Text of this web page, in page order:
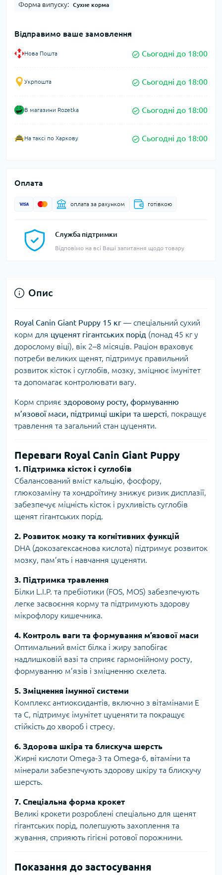
Форма випуску: Сухие корма
Відправимо ваше замовлення
Нова Пошта Сьогодні до 18:00
Укрпошта Сьогодні до 18:00
В магазини Rozetka Сьогодні до 18:00
На таксі по Харкову Сьогодні до 18:00
Оплата
оплата за рахунком готівкою
Служба підтримки
Відповімо на всі Ваші запитання щодо товару
Опис
Royal Canin Giant Puppy 15 кг — спеціальний сухий
корм для цуценят гігантських порід (понад 45 кг у
дорослому віці), вік 2–8 місяців. Раціон враховує
потреби великих щенят, підтримує правильний
розвиток кісток і суглобів, мозку, зміцнює імунітет
та допомагає контролювати вагу.
Корм сприяє здоровому росту, формуванню
м’язової маси, підтримці шкіри та шерсті, покращує
травлення та загальний стан цуценяти.
Переваги Royal Canin Giant Puppy
1. Підтримка кісток і суглобів
Сбалансований вміст кальцію, фосфору,
глюкозаміну та хондроїтину знижує ризик дисплазії,
забезпечує міцність кісток і рухливість суглобів
щенят гігантських порід.
2. Розвиток мозку та когнітивних функцій
DHA (докозагексаєнова кислота) підтримує розвиток
мозку, пам’ять і навчання цуценяти.
3. Підтримка травлення
Білки L.I.P. та пребіотики (FOS, MOS) забезпечують
легке засвоєння корму та підтримують здорову
мікрофлору кишечника.
4. Контроль ваги та формування м’язової маси
Оптимальний вміст білка і жиру запобігає
надлишковій вазі та сприяє гармонійному росту,
формуванню м’язів і зміцненню скелета.
5. Зміцнення імунної системи
Комплекс антиоксидантів, включно з вітамінами E
та C, підтримує імунітет цуценяти та покращує
стійкість до хвороб і стресу.
6. Здорова шкіра та блискуча шерсть
Жирні кислоти Omega-3 та Omega-6, вітаміни та
мінерали забезпечують здорову шкіру та блискучу
шерсть.
7. Спеціальна форма крокет
Великі крокети розроблені спеціально для щенят
гігантських порід, полегшують захоплення та
жування, сприяють гігієні ротової порожнини.
Показання до застосування